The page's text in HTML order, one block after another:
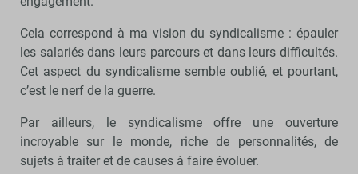
Cela correspond à ma vision du syndicalisme : épauler
les salariés dans leurs parcours et dans leurs difficultés.
Cet aspect du syndicalisme semble oublié, et pourtant,
c’est le nerf de la guerre.
Par ailleurs, le syndicalisme offre une ouverture
incroyable sur le monde, riche de personnalités, de
sujets à traiter et de causes à faire évoluer.